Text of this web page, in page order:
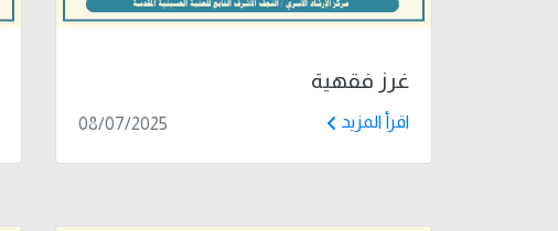
غرز فقهية
اقرأ المزيد 08/07/2025